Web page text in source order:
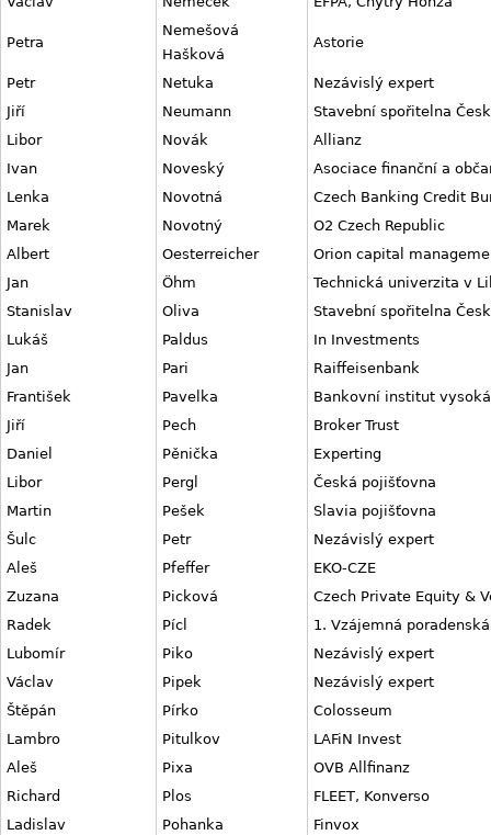
Petra
Nemešová
Hašková
Astorie
Petr Netuka
Nezávislý expert
Jiří
Neumann
Stavební spořitelna
Libor
Novák
Allianz
Ivan
Noveský
Asociace finanční a
Lenka
Novotná
Czech Banking Credit
Marek
Novotný
O2 Czech Republic
Albert
Oesterreicher
Orion capital
Jan
Öhm
Technická univerzita v
Stanislav
Oliva
Stavební spořitelna
Lukáš
Paldus
In Investments
Jan
Pari
Raiffeisenbank
František
Pavelka
Bankovní institut
Jiří
Pech
Broker Trust
Daniel
Pěnička
Experting
Libor
Pergl
Česká pojišťovna
Martin
Pešek
Slavia pojišťovna
Šulc
Petr
Nezávislý expert
Aleš
Pfeffer
EKO-CZE
Zuzana
Picková
Czech Private Equity &
Radek
Pícl
1. Vzájemná poradenská
Lubomír
Piko
Nezávislý expert
Václav
Pipek
Nezávislý expert
Štěpán
Pírko
Colosseum
Lambro
Pitulkov
LAFiN Invest
Aleš
Pixa
OVB Allfinanz
Richard
Plos
FLEET, Konverso
Ladislav
Pohanka
Finvox